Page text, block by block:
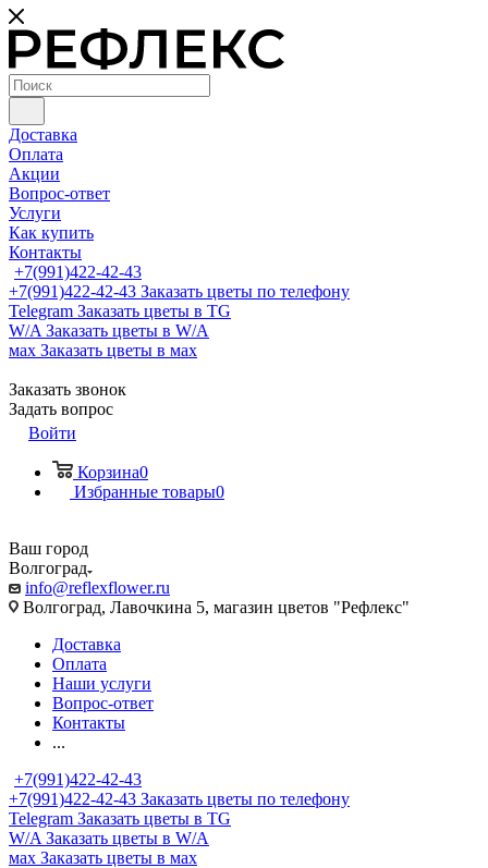
Доставка
Оплата
Акции
Вопрос-ответ
Услуги
Как купить
Контакты
+7(991)422-42-43
+7(991)422-42-43 Заказать цветы по телефону
Telegram Заказать цветы в TG
W/A Заказать цветы в W/A
мах Заказать цветы в мах
Заказать звонок
Задать вопрос
Войти
Корзина0
Избранные товары0
Ваш город
Волгоград
info@reflexflower.ru
Волгоград, Лавочкина 5, магазин цветов "Рефлекс"
Доставка
Оплата
Наши услуги
Вопрос-ответ
Контакты
...
+7(991)422-42-43
+7(991)422-42-43 Заказать цветы по телефону
Telegram Заказать цветы в TG
W/A Заказать цветы в W/A
мах Заказать цветы в мах